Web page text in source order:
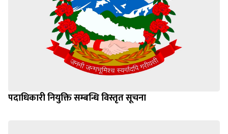
पदाधिकारी नियुक्ति सम्बन्धि विस्तृत सूचना